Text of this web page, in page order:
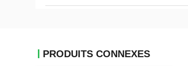
PRODUITS CONNEXES